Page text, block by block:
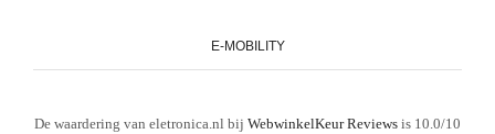
E-MOBILITY
De waardering van eletronica.nl bij WebwinkelKeur Reviews is 10.0/10